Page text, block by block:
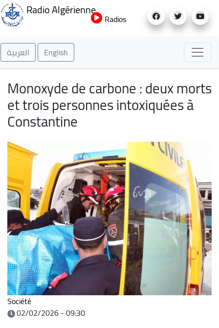
au
Radio Algérienne
Radios
العربية English
Monoxyde de carbone : deux morts
et trois personnes intoxiquées à
Constantine
Société
02/02/2026 - 09:30